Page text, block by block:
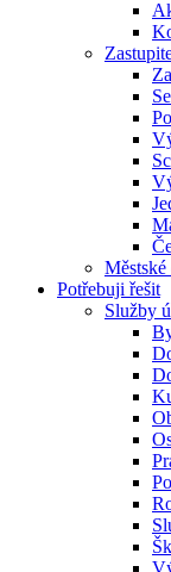
Městské
Potřebuji řešit
Služby